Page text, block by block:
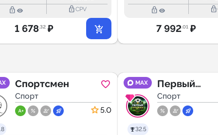
lock_outline lock_outlineCPV
1 678.32 ₽
lock_outline lock_outline
7 992.01 ₽
Спортсмен
Спорт
5.0
MAX
32.5
Первый
футбольный
Спорт